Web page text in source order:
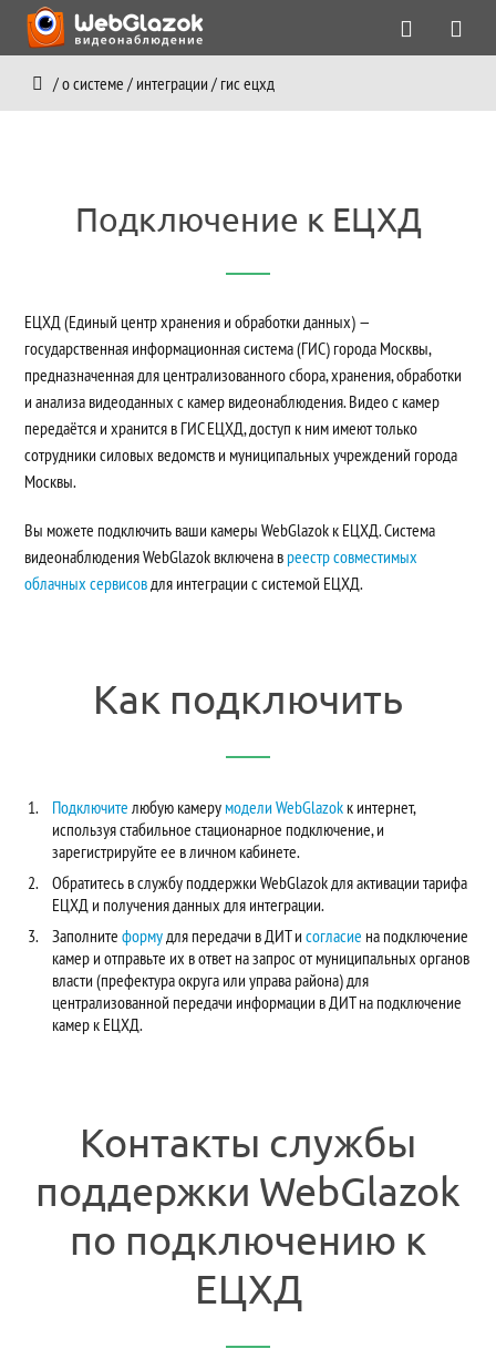
/о системе / интеграции / гис ецхд
Подключение к ЕЦХД
ЕЦХД (Единый центр хранения и обработки данных) —
государственная информационная система (ГИС) города Москвы,
предназначенная для централизованного сбора, хранения, обработки
и анализа видеоданных с камер видеонаблюдения. Видео с камер
передаётся и хранится в ГИС ЕЦХД, доступ к ним имеют только
сотрудники силовых ведомств и муниципальных учреждений города
Москвы.
Вы можете подключить ваши камеры WebGlazok к ЕЦХД. Система
видеонаблюдения WebGlazok включена в реестр совместимых
облачных сервисовдля интеграции с системой ЕЦХД.
Как подключить
Подключите любую камеру модели WebGlazok к интернет,
используя стабильное стационарное подключение, и
зарегистрируйте ее в личном кабинете.
Обратитесь в службу поддержки WebGlazok для активации тарифа
ЕЦХД и получения данных для интеграции.
Заполнитеформудля передачи в ДИТ исогласие на подключение
камер и отправьте их в ответ на запрос от муниципальных органов
власти (префектура округа или управа района) для
централизованной передачи информации в ДИТ на подключение
камер к ЕЦХД.
Контакты службы
поддержки WebGlazok
по подключению к
ЕЦХД